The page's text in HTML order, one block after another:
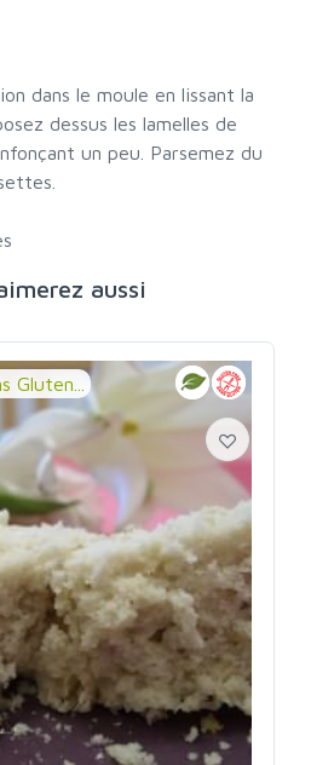
dans le moule en lissant la
dessus les lamelles de
un peu. Parsemez du
aussi
Gluten...